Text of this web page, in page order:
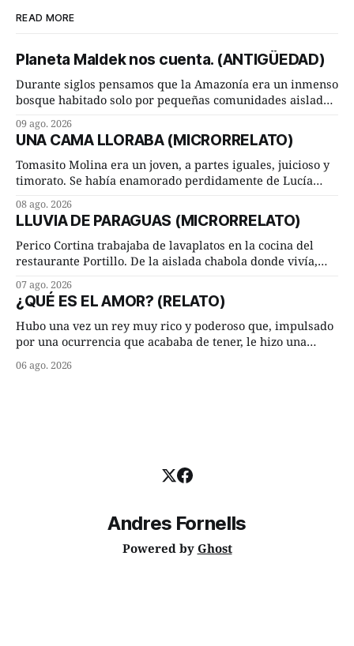
READ MORE
Planeta Maldek nos cuenta. (ANTIGÜEDAD)
Durante siglos pensamos que la Amazonía era un inmenso
bosque habitado solo por pequeñas comunidades aisladas.
incompleta. Un equipo internacional de arqueólogos,
liderado por el investigador finlandés Martti Pärssinen,
de la Universidad de Helsinki, junto con especialistas de
Brasil y
09 ago. 2026
UNA CAMA LLORABA (MICRORRELATO)
Tomasito Molina era un joven, a partes iguales, juicioso y
timorato. Se había enamorado perdidamente de Lucía
ambos les iba de maravilla. Pero mantenían absoluta
discrepancia en un deseo ineluctable por parte de ella.
Lucía Arriate quería que ellos
08 ago. 2026
LLUVIA DE PARAGUAS (MICRORRELATO)
Perico Cortina trabajaba de lavaplatos en la cocina del
restaurante Portillo. De la aislada chabola donde vivía,
cuarto de hora andando a buen paso. Cierta noche,
terminada su jornada laboral caminaba él hacía su mísera
morada cundo comenzó a llover
07 ago. 2026
¿QUÉ ES EL AMOR? (RELATO)
Hubo una vez un rey muy rico y poderoso que, impulsado
por una ocurrencia que acababa de tener, le hizo una
Dime, hombre sabio, ¿qué es el amor según tú? Su
06 ago. 2026
Andres Fornells
Powered by Ghost